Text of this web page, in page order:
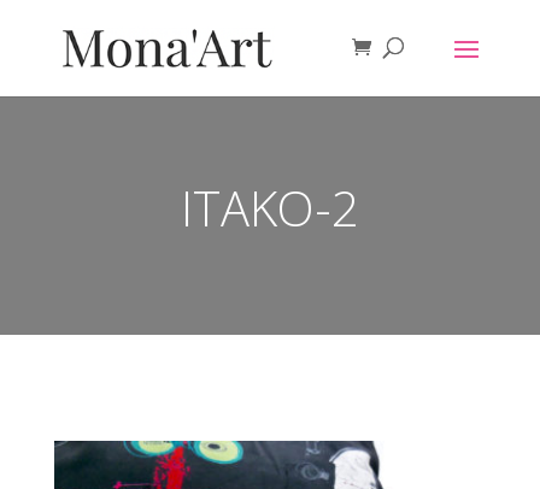
ITAKO-2